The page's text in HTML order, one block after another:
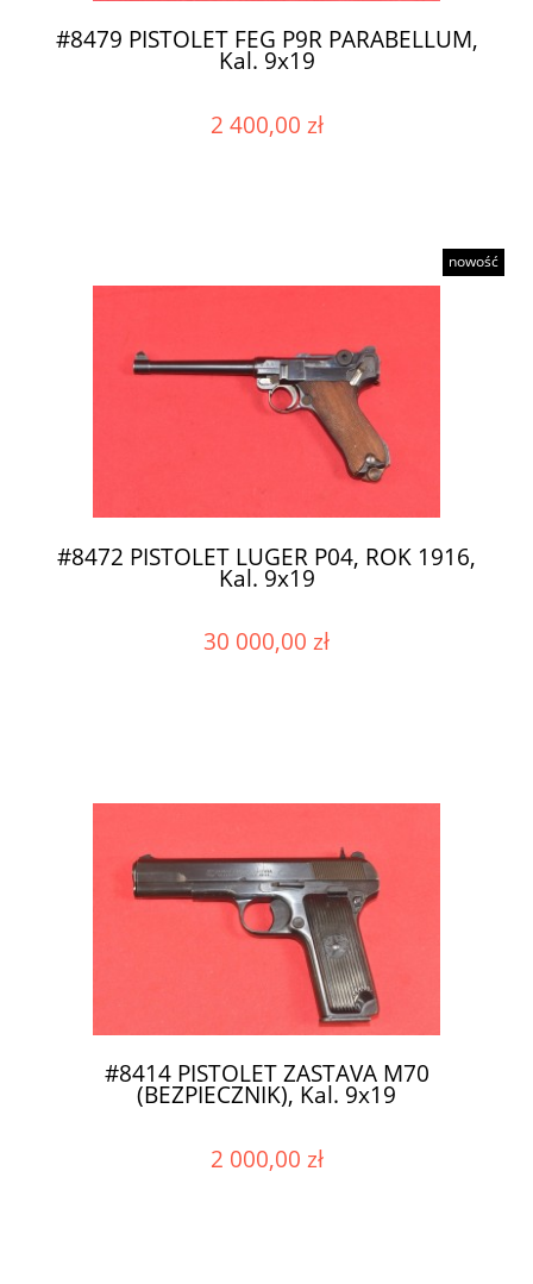
#8479 PISTOLET FEG P9R PARABELLUM,
Kal. 9x19
2 400,00 zł
#8472 PISTOLET LUGER P04, ROK 1916,
Kal. 9x19
30 000,00 zł
nowość
#8414 PISTOLET ZASTAVA M70
(BEZPIECZNIK), Kal. 9x19
2 000,00 zł